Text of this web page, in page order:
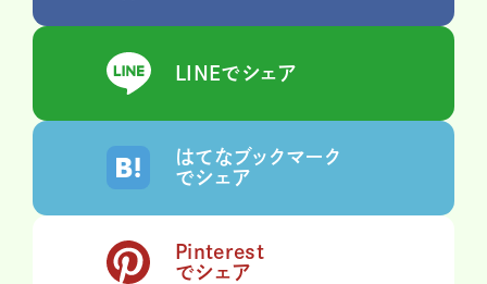
LINEでシェア
はてなブックマーク
でシェア
Pinterest
でシェア